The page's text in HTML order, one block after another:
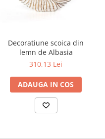
Decoratiune scoica din
lemn de Albasia
310,13 Lei
ADAUGA IN COS